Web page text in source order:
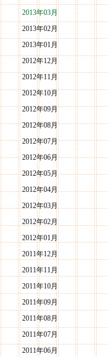
2013年03月
2013年02月
2013年01月
2012年12月
2012年11月
2012年10月
2012年09月
2012年08月
2012年07月
2012年06月
2012年05月
2012年04月
2012年03月
2012年02月
2012年01月
2011年12月
2011年11月
2011年10月
2011年09月
2011年08月
2011年07月
2011年06月